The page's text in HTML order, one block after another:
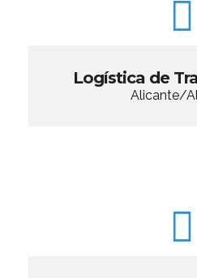
Logística de
Alicante/